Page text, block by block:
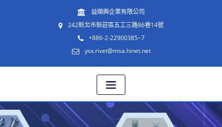
益順興企業有限公司
242新北市新莊區五工三路86巷14號
+886-2-22900385~7
ysx.rivet@msa.hinet.net